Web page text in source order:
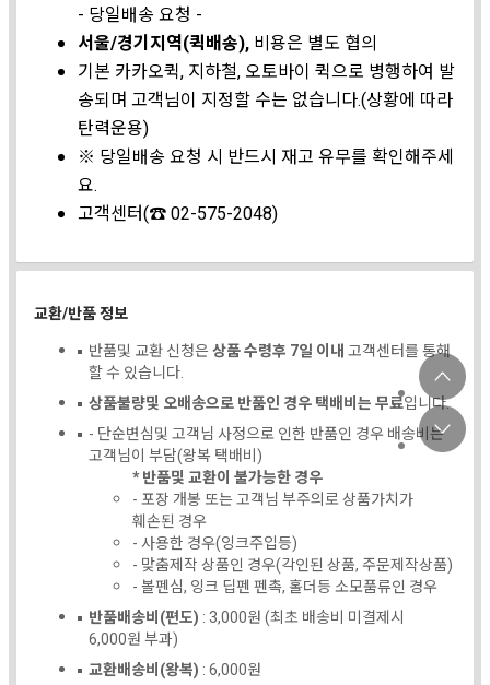
- 당일배송 요청 -
서울/경기지역(퀵배송), 비용은 별도 협의
기본 카카오퀵, 지하철, 오토바이 퀵으로 병행하여 발
송되며 고객님이 지정할 수는 없습니다.(상황에 따라
탄력운용)
※ 당일배송 요청 시 반드시 재고 유무를 확인해주세
요.
고객센터(☎ 02-575-2048)
교환/반품 정보
반품및 교환 신청은상품 수령후 7일 이내고객센터를 통해
할 수 있습니다.
상품불량및 오배송으로 반품인 경우 택배비는 무료입니다.
- 단순변심및 고객님 사정으로 인한 반품인 경우 배송비는
고객님이 부담(왕복 택배비)
* 반품및 교환이 불가능한 경우
- 포장 개봉 또는 고객님 부주의로 상품가치가
훼손된 경우
- 사용한 경우(잉크주입등)
- 맞춤제작 상품인 경우(각인된 상품, 주문제작상품)
- 볼펜심, 잉크 딥펜 펜촉, 홀더등 소모품류인 경우
반품배송비(편도) : 3,000원 (최초 배송비 미결제시
6,000원 부과)
교환배송비(왕복) : 6,000원